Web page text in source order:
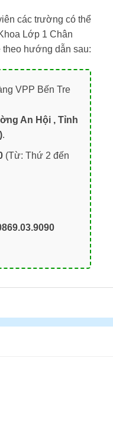
các trường có thể
Lớp 1 Chân
theo hướng dẫn sau:
VPP Bến Tre
An Hội , Tỉnh
.
(Từ: Thứ 2 đến